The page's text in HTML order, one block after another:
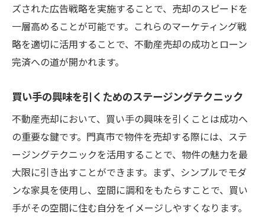
ズされた広告戦略を実施することで、売却のスピードを
一層高めることが可能です。これらのマーケティング戦
略を適切に活用することで、不動産売却の成功とローン
完済への道が開かれます。
買い手の興味を引くためのステージングテクニック
不動産売却において、買い手の興味を引くことは成功へ
の重要な鍵です。門真市で物件を売却する際には、ステ
ージングテクニックを活用することで、物件の魅力を最
大限に引き出すことができます。まず、シンプルでモダ
ンな家具を使用し、空間に調和をもたらすことで、買い
手がその空間に住む自分をイメージしやすくなります。